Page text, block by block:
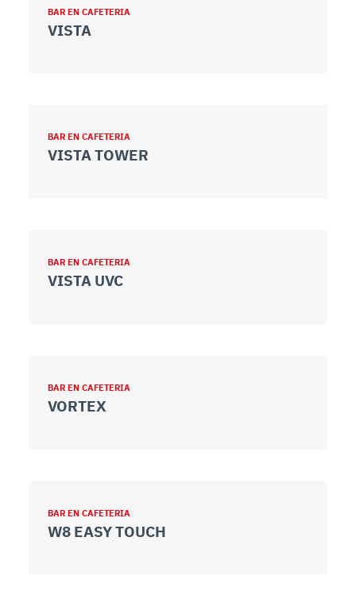
BAR EN CAFETERIA
VISTA
BAR EN CAFETERIA
VISTA TOWER
BAR EN CAFETERIA
VISTA UVC
BAR EN CAFETERIA
VORTEX
BAR EN CAFETERIA
W8 EASY TOUCH